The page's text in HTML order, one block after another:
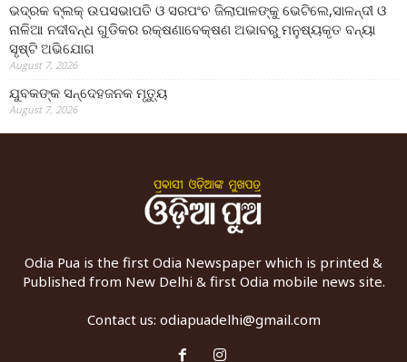
ଭଦ୍ରକ ବ୍ଲକ୍ ଉପସଭାପତି ଓ ସରପଂଚ ଜିଲାପାଳଙ୍କୁ ଭେଟିଲେ,ସାଳନ୍ଦୀ ଓ
ନାଳିଆ ନଦୀବନ୍ଧ ଗୁଡିକର ରକ୍ଷଣାବେକ୍ଷଣ ଅଭାବରୁ ମନୁଷ୍ୟକୃତ ବନ୍ୟା
ସୃଷ୍ଟି ଅଭିଯୋଗ
August 7, 2026
ଯୁବକଙ୍କ ସନ୍ଦେହଜନକ ମୃତ୍ୟୁ
August 7, 2026
Odia Pua is the first Odia Newspaper which is printed &
Published from New Delhi & first Odia mobile news site.
Contact us: odiapuadelhi@gmail.com